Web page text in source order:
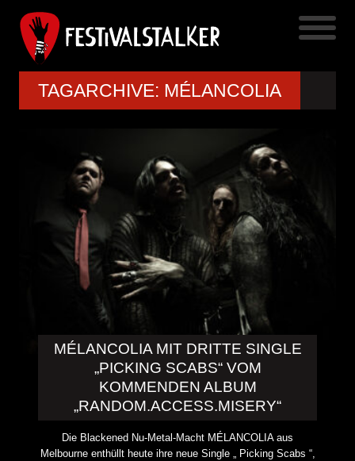
TAGARCHIVE: MÉLANCOLIA
MÉLANCOLIA MIT DRITTE SINGLE
„PICKING SCABS“ VOM
KOMMENDEN ALBUM
„RANDOM.ACCESS.MISERY“
Die Blackened Nu-Metal-Macht MÉLANCOLIA aus
Melbourne enthüllt heute ihre neue Single „ Picking Scabs “,